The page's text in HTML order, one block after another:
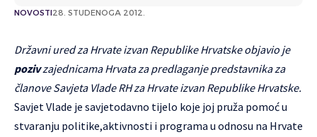
NOVOSTI28. STUDENOGA 2012.
Državni ured za Hrvate izvan Republike Hrvatske objavio je
pozivzajednicama Hrvata za predlaganje predstavnika za
članove Savjeta Vlade RH za Hrvate izvan Republike Hrvatske.
Savjet Vlade je savjetodavno tijelo koje joj pruža pomoć u
stvaranju politike,aktivnosti i programa u odnosu na Hrvate